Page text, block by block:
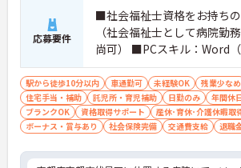
応募要件
■社会福祉士資格をお持ち
（社会福祉士として病院勤
尚可） ■PCスキル：Word（
xcel（表計算入力）ができ
駅から徒歩10分以内 車通勤可 未経験OK 残業少なめ
住宅手当・補助
託児所・育児補助 日勤のみ
年間休
ブランクOK
資格取得サポート
産休･育休･介護休暇取
ボーナス・賞与あり
社会保険完備 交通費支給 退職